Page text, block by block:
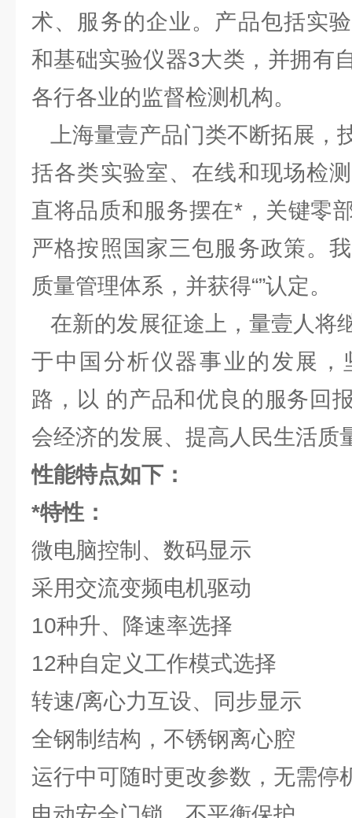
术、服务的企业。产品包括实
和基础实验仪器3大类，并拥有
各行各业的监督检测机构。
上海量壹产品门类不断拓展，
括各类实验室、在线和现场检
直将品质和服务摆在*，关键零
严格按照国家三包服务政策。
质量管理体系，并获得“”认定。
在新的发展征途上，量壹人将
于中国分析仪器事业的发展，
路，以 的产品和优良的服务回
会经济的发展、提高人民生活质
性能特点如下：
*特性：
微电脑控制、数码显示
采用交流变频电机驱动
10种升、降速率选择
12种自定义工作模式选择
转速/离心力互设、同步显示
全钢制结构，不锈钢离心腔
运行中可随时更改参数，无需停